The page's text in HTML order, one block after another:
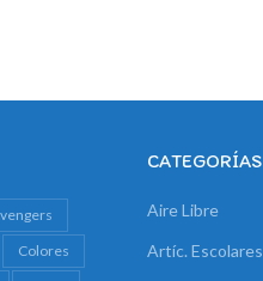
Colores
CATEGORÍAS
Aire Libre
Artíc. Escolares